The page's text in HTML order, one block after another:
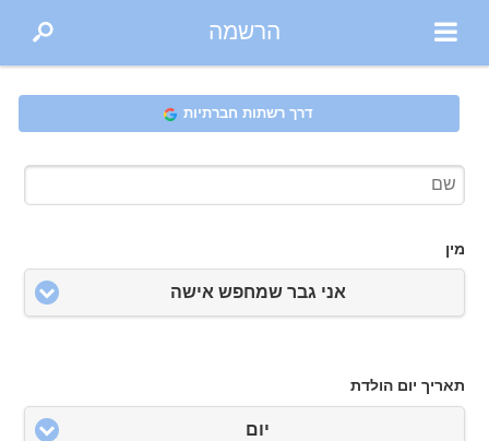
הרשמה
דרך רשתות חברתיות
מין
אני גבר שמחפש אישה
תאריך יום הולדת
יום